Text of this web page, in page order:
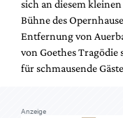
sich an diesem
Bühne des
Entfernung von
von Goethes Tragödie
für schmausende
Anzeige